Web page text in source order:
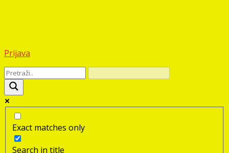
Prijava
Exact matches only
Search in title